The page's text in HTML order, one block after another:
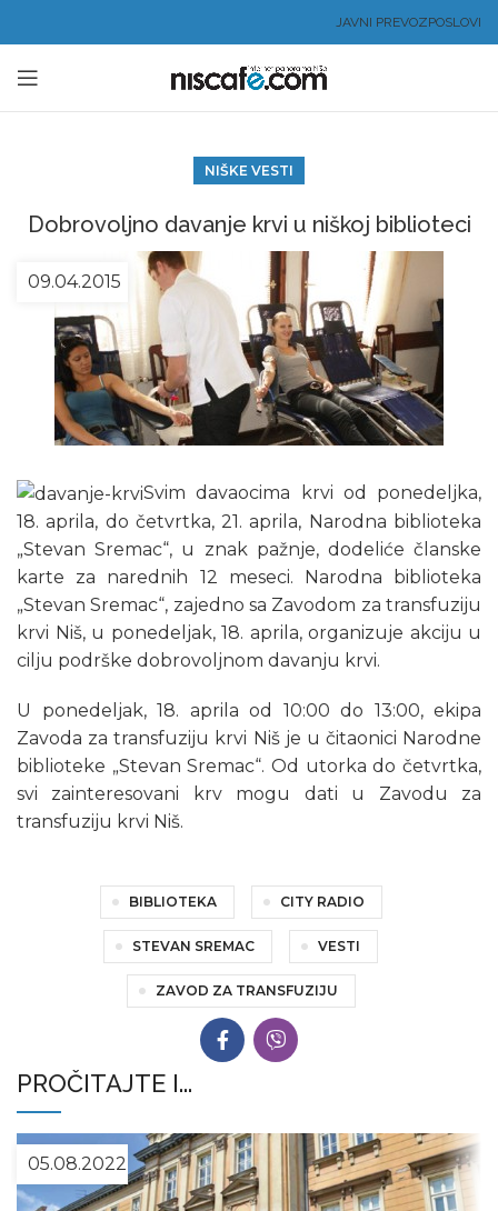
JAVNI PREVOZPOSLOVI
NIŠKE VESTI
Dobrovoljno davanje krvi u niškoj biblioteci
09.04.2015
Svim davaocima krvi od ponedeljka,
18. aprila, do četvrtka, 21. aprila, Narodna biblioteka
„Stevan Sremac“, u znak pažnje, dodeliće članske
karte za narednih 12 meseci. Narodna biblioteka
„Stevan Sremac“, zajedno sa Zavodom za transfuziju
krvi Niš, u ponedeljak, 18. aprila, organizuje akciju u
cilju podrške dobrovoljnom davanju krvi.
U ponedeljak, 18. aprila od 10:00 do 13:00, ekipa
Zavoda za transfuziju krvi Niš je u čitaonici Narodne
biblioteke „Stevan Sremac“. Od utorka do četvrtka,
svi zainteresovani krv mogu dati u Zavodu za
transfuziju krvi Niš.
BIBLIOTEKA CITY RADIO
STEVAN SREMAC VESTI
ZAVOD ZA TRANSFUZIJU
PROČITAJTE I...
05.08.2022